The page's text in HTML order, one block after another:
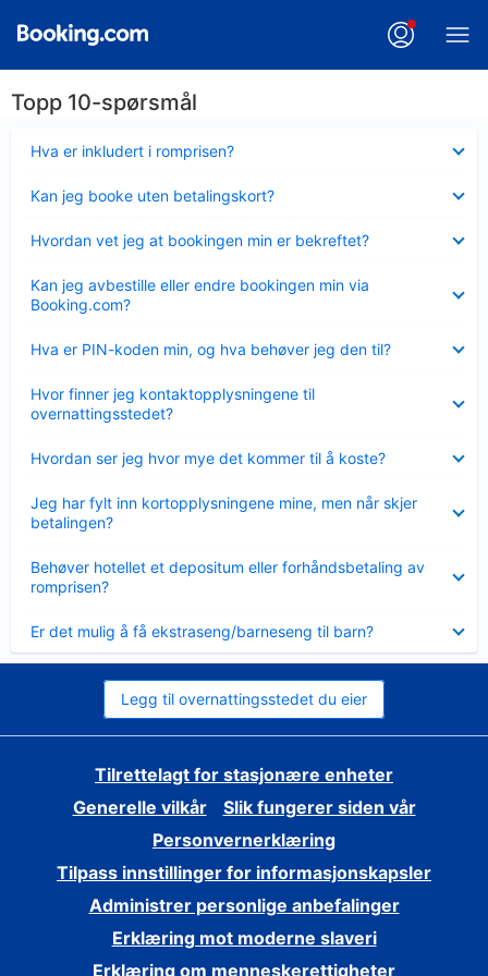
Topp 10-spørsmål
Hva er inkludert i romprisen?
mindre
Kan jeg booke uten betalingskort?
mindre
Hvordan vet jeg at bookingen min er bekreftet?
mindre
Kan jeg avbestille eller endre bookingen min via
Booking.com?
mindre
Hva er PIN-koden min, og hva behøver jeg den til?
mindre
Hvor finner jeg kontaktopplysningene til
overnattingsstedet?
mindre
Hvordan ser jeg hvor mye det kommer til å koste?
mindre
Jeg har fylt inn kortopplysningene mine, men når skjer
betalingen?
mindre
Behøver hotellet et depositum eller forhåndsbetaling av
romprisen?
mindre
Er det mulig å få ekstraseng/barneseng til barn?
mindre
Legg til overnattingsstedet du eier
Tilrettelagt for stasjonære enheter
Generelle vilkår
Slik fungerer siden vår
Personvernerklæring
Tilpass innstillinger for informasjonskapsler
Administrer personlige anbefalinger
Erklæring mot moderne slaveri
Erklæring om menneskerettigheter